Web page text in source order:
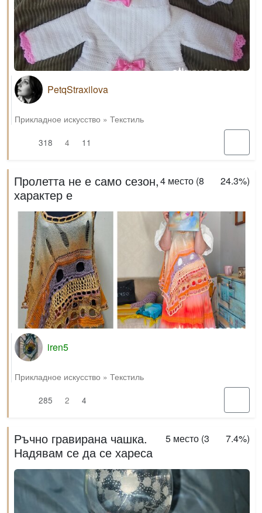
PetqStraxilova
Прикладное искусство » Текстиль
318
4 11
4 место (8 24.3%)
Пролетта не е само сезон,
характер е
iren5
Прикладное искусство » Текстиль
285
2 4
5 место (3 7.4%)
Ръчно гравирана чашка.
Надявам се да се хареса